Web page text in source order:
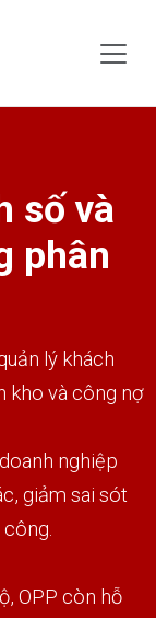
số và
phân
lý khách
kho và công nợ
nghiệp
giảm sai sót
OPP còn hỗ